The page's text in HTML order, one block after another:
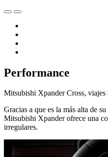
Performance
Mitsubishi Xpander Cross, viajes
Gracias a que es la más alta de
Mitsubishi Xpander ofrece una
irregulares.